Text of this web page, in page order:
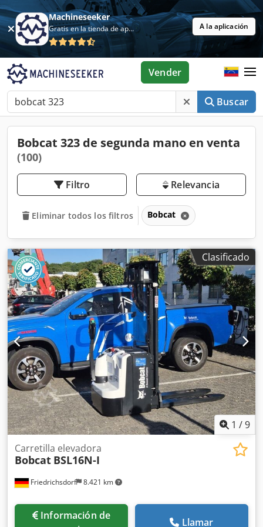
Machineseeker
Gratis en la tienda de aplicaciones A la aplicación
Buscar
Vender
Bobcat 323 de segunda mano en venta
(100)
Filtro Relevancia
Eliminar todos los filtros Bobcat
Clasificado
1 /9
Friedrichsdorf 8.421 km
Carretilla elevadora
Bobcat BSL16N-I
Información de
Llamar